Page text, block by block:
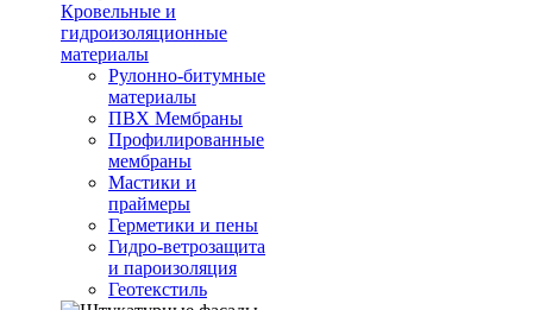
Кровельные и
гидроизоляционные
материалы
Рулонно-битумные
материалы
ПВХ Мембраны
Профилированные
мембраны
Мастики и
праймеры
Герметики и пены
Гидро-ветрозащита
и пароизоляция
Геотекстиль